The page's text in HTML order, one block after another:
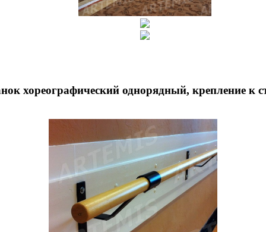
хореографический однорядный, крепление к